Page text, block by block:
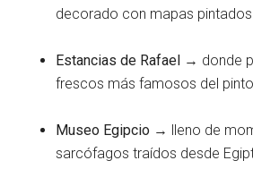
decorado con mapas pintados
Estancias de Rafael → donde
frescos más famosos del
Museo Egipcio → lleno de
sarcófagos traídos desde